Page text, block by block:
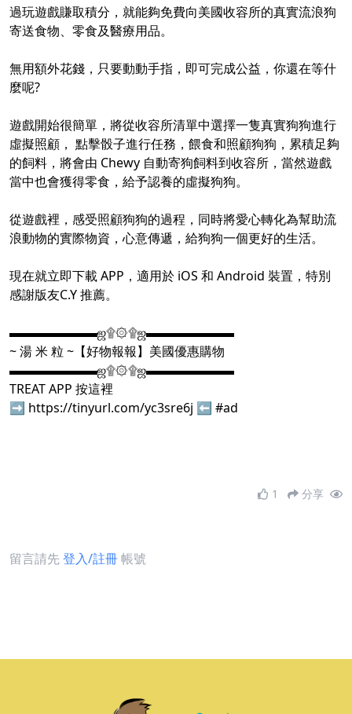
過玩遊戲賺取積分，就能夠免費向美國收容所的真實流浪狗
寄送食物、零食及醫療用品。
無用額外花錢，只要動動手指，即可完成公益，你還在等什
麼呢?
遊戲開始很簡單，將從收容所清單中選擇一隻真實狗狗進行
虛擬照顧， 點擊骰子進行任務，餵食和照顧狗狗，累積足夠
的飼料，將會由 Chewy 自動寄狗飼料到收容所，當然遊戲
當中也會獲得零食，給予認養的虛擬狗狗。
從遊戲裡，感受照顧狗狗的過程，同時將愛心轉化為幫助流
浪動物的實際物資，心意傳遞，給狗狗一個更好的生活。
現在就立即下載 APP，適用於 iOS 和 Android 裝置，特別
感謝版友C.Y 推薦。
▬▬▬▬▬▬▬ஜ۩۞۩ஜ▬▬▬▬▬▬▬
~ 湯 米 粒 ~【好物報報】美國優惠購物
▬▬▬▬▬▬▬ஜ۩۞۩ஜ▬▬▬▬▬▬▬
TREAT APP 按這裡
➡ https://tinyurl.com/yc3sre6j ⬅ #ad
1 分享
留言請先登入/註冊帳號